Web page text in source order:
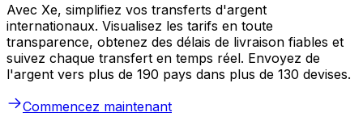
Avec Xe, simplifiez vos transferts d'argent
internationaux. Visualisez les tarifs en toute
transparence, obtenez des délais de livraison fiables et
suivez chaque transfert en temps réel. Envoyez de
l'argent vers plus de 190 pays dans plus de 130 devises.
Commencez maintenant